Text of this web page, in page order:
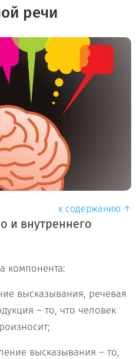
речи
к содержанию ↑
и внутреннего
компонента:
высказывания, речевая
– то, что человек
высказывания – то,